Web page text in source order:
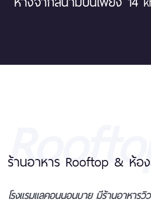
ร้านอาหาร Rooftop & ห้อ
โรงแรมแลคอนนอนบาย มีร้านอาหารวิ